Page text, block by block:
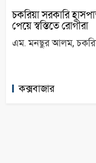
চকরিয়া সরকারি
পেয়ে স্বস্তিতে রোগীরা
এম. মনছুর আলম,
কক্সবাজার